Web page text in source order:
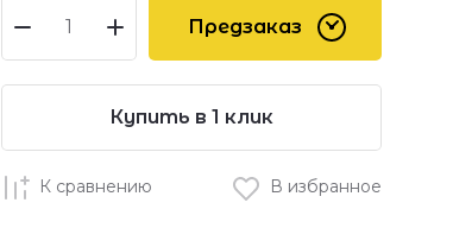
Предзаказ
Купить в 1 клик
К сравнению В избранное